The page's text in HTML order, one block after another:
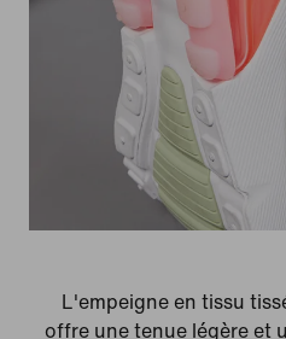
L'empeigne en tissu
offre une tenue légère et